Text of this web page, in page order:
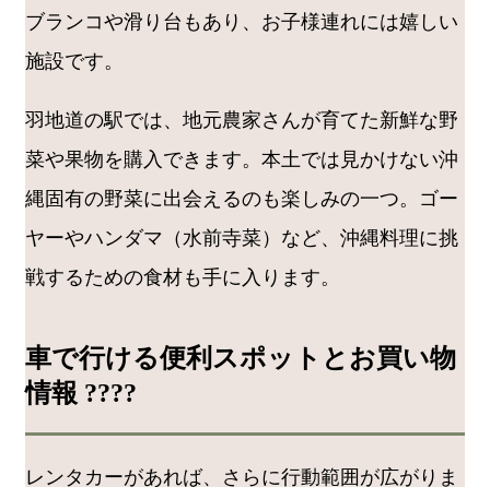
ブランコや滑り台もあり、お子様連れには嬉しい
施設です。
羽地道の駅では、地元農家さんが育てた新鮮な野
菜や果物を購入できます。本土では見かけない沖
縄固有の野菜に出会えるのも楽しみの一つ。ゴー
ヤーやハンダマ（水前寺菜）など、沖縄料理に挑
戦するための食材も手に入ります。
車で行ける便利スポットとお買い物
情報 ????️
レンタカーがあれば、さらに行動範囲が広がりま